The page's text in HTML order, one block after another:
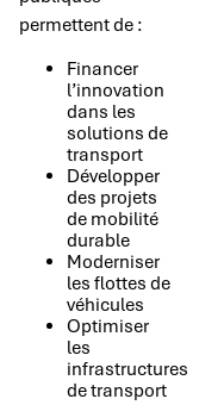
permettent de :
Financer
l’innovation
dans les
solutions de
transport
Développer
des projets
de mobilité
durable
Moderniser
les flottes de
véhicules
Optimiser
les
infrastructures
de transport